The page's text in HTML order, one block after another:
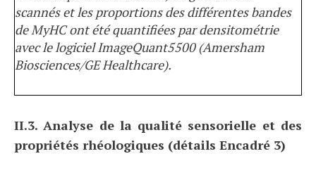
scannés et les proportions des différentes bandes
de MyHC ont été quantifiées par densitométrie
avec le logiciel ImageQuant5500 (Amersham
Biosciences/GE Healthcare).
II.3. Analyse de la qualité sensorielle et des
propriétés rhéologiques (détails Encadré 3)